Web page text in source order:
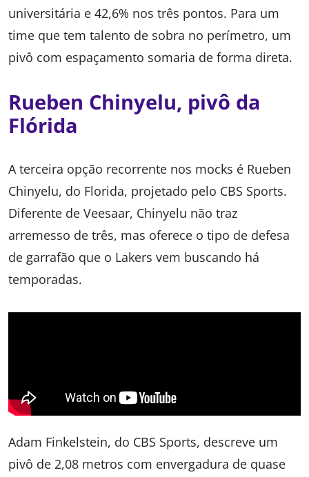
universitária e 42,6% nos três pontos. Para um
time que tem talento de sobra no perímetro, um
pivô com espaçamento somaria de forma direta.
Rueben Chinyelu, pivô da
Flórida
A terceira opção recorrente nos mocks é Rueben
Chinyelu, do Florida, projetado pelo CBS Sports.
Diferente de Veesaar, Chinyelu não traz
arremesso de três, mas oferece o tipo de defesa
de garrafão que o Lakers vem buscando há
temporadas.
Adam Finkelstein, do CBS Sports, descreve um
pivô de 2,08 metros com envergadura de quase